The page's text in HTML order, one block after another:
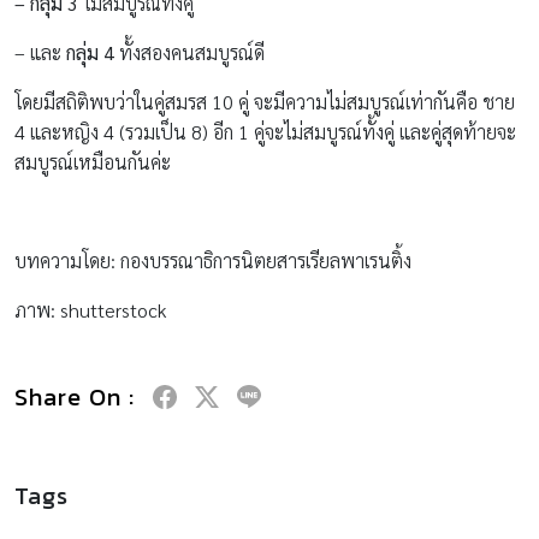
– และ กลุ่ม 4 ทั้งสองคนสมบูรณ์ดี
โดยมีสถิติพบว่าในคู่สมรส 10 คู่ จะมีความไม่สมบูรณ์เท่ากันคือ ชาย
4 และหญิง 4 (รวมเป็น 8) อีก 1 คู่จะไม่สมบูรณ์ทั้งคู่ และคู่สุดท้ายจะ
สมบูรณ์เหมือนกันค่ะ
บทความโดย: กองบรรณาธิการนิตยสารเรียลพาเรนติ้ง
ภาพ: shutterstock
Share On :
Tags